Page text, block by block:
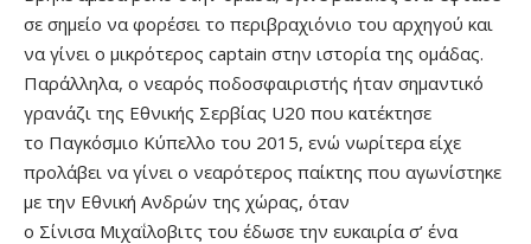
σε σημείο να φορέσει το περιβραχιόνιο του αρχηγού και
να γίνει ο μικρότερος captain στην ιστορία της ομάδας.
Παράλληλα, ο νεαρός ποδοσφαιριστής ήταν σημαντικό
γρανάζι της Εθνικής Σερβίας U20 που κατέκτησε
το Παγκόσμιο Κύπελλο του 2015, ενώ νωρίτερα είχε
προλάβει να γίνει ο νεαρότερος παίκτης που αγωνίστηκε
με την Εθνική Ανδρών της χώρας, όταν
ο Σίνισα Μιχαΐλοβιτς του έδωσε την ευκαιρία σ’ ένα